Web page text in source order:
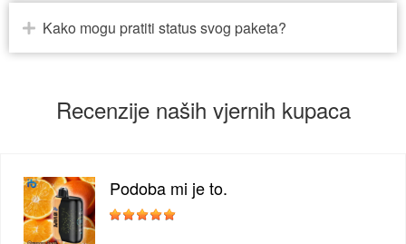
Kako mogu pratiti status svog paketa?
Recenzije naših vjernih kupaca
Podoba mi je to.